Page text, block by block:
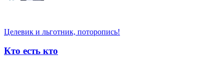
Целевик и льготник, поторопись!
Кто есть кто